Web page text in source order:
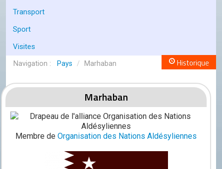
Géographie
Économie
Politique
Transport
Sport
Visites
Pays / Marhaban Historique
Marhaban
Membre de Organisation des Nations Aldésyliennes